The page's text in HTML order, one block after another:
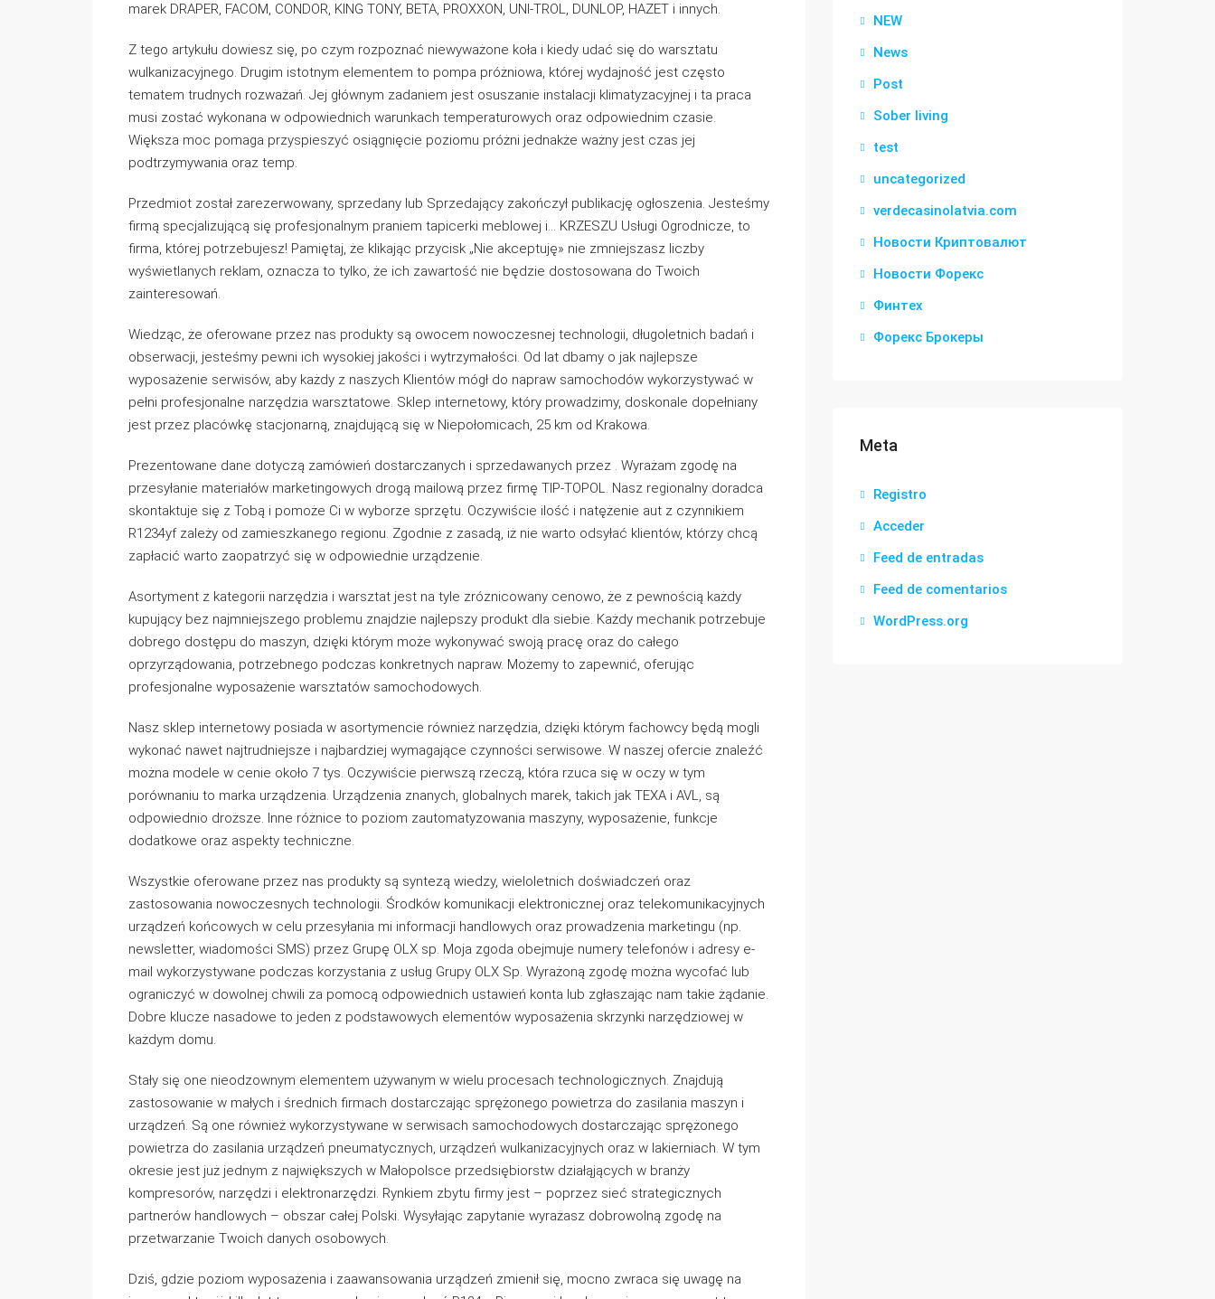
marek DRAPER, FACOM, CONDOR, KING TONY, BETA, PROXXON, UNI-TROL, DUNLOP, HAZET i innych.
Z tego artykułu dowiesz się, po czym rozpoznać niewyważone koła i kiedy udać się do warsztatu
wulkanizacyjnego. Drugim istotnym elementem to pompa próżniowa, której wydajność jest często
tematem trudnych rozważań. Jej głównym zadaniem jest osuszanie instalacji klimatyzacyjnej i ta praca
musi zostać wykonana w odpowiednich warunkach temperaturowych oraz odpowiednim czasie.
Większa moc pomaga przyspieszyć osiągnięcie poziomu próżni jednakże ważny jest czas jej
podtrzymywania oraz temp.
Przedmiot został zarezerwowany, sprzedany lub Sprzedający zakończył publikację ogłoszenia. Jesteśmy
firmą specjalizującą się profesjonalnym praniem tapicerki meblowej i… KRZESZU Usługi Ogrodnicze, to
firma, której potrzebujesz! Pamiętaj, że klikając przycisk „Nie akceptuję» nie zmniejszasz liczby
wyświetlanych reklam, oznacza to tylko, że ich zawartość nie będzie dostosowana do Twoich
zainteresowań.
Wiedząc, że oferowane przez nas produkty są owocem nowoczesnej technologii, długoletnich badań i
obserwacji, jesteśmy pewni ich wysokiej jakości i wytrzymałości. Od lat dbamy o jak najlepsze
wyposażenie serwisów, aby każdy z naszych Klientów mógł do napraw samochodów wykorzystywać w
pełni profesjonalne narzędzia warsztatowe. Sklep internetowy, który prowadzimy, doskonale dopełniany
jest przez placówkę stacjonarną, znajdującą się w Niepołomicach, 25 km od Krakowa.
Prezentowane dane dotyczą zamówień dostarczanych i sprzedawanych przez . Wyrażam zgodę na
przesyłanie materiałów marketingowych drogą mailową przez firmę TIP-TOPOL. Nasz regionalny doradca
skontaktuje się z Tobą i pomoże Ci w wyborze sprzętu. Oczywiście ilość i natężenie aut z czynnikiem
R1234yf zależy od zamieszkanego regionu. Zgodnie z zasadą, iż nie warto odsyłać klientów, którzy chcą
zapłacić warto zaopatrzyć się w odpowiednie urządzenie.
Asortyment z kategorii narzędzia i warsztat jest na tyle zróznicowany cenowo, że z pewnością każdy
kupujący bez najmniejszego problemu znajdzie najlepszy produkt dla siebie. Każdy mechanik potrzebuje
dobrego dostępu do maszyn, dzięki którym może wykonywać swoją pracę oraz do całego
oprzyrządowania, potrzebnego podczas konkretnych napraw. Możemy to zapewnić, oferując
profesjonalne wyposażenie warsztatów samochodowych.
Nasz sklep internetowy posiada w asortymencie również narzędzia, dzięki którym fachowcy będą mogli
wykonać nawet najtrudniejsze i najbardziej wymagające czynności serwisowe. W naszej ofercie znaleźć
można modele w cenie około 7 tys. Oczywiście pierwszą rzeczą, która rzuca się w oczy w tym
porównaniu to marka urządzenia. Urządzenia znanych, globalnych marek, takich jak TEXA i AVL, są
odpowiednio droższe. Inne różnice to poziom zautomatyzowania maszyny, wyposażenie, funkcje
dodatkowe oraz aspekty techniczne.
Wszystkie oferowane przez nas produkty są syntezą wiedzy, wieloletnich doświadczeń oraz
zastosowania nowoczesnych technologii. Środków komunikacji elektronicznej oraz telekomunikacyjnych
urządzeń końcowych w celu przesyłania mi informacji handlowych oraz prowadzenia marketingu (np.
newsletter, wiadomości SMS) przez Grupę OLX sp. Moja zgoda obejmuje numery telefonów i adresy e-
mail wykorzystywane podczas korzystania z usług Grupy OLX Sp. Wyrażoną zgodę można wycofać lub
ograniczyć w dowolnej chwili za pomocą odpowiednich ustawień konta lub zgłaszając nam takie żądanie.
Dobre klucze nasadowe to jeden z podstawowych elementów wyposażenia skrzynki narzędziowej w
każdym domu.
Stały się one nieodzownym elementem używanym w wielu procesach technologicznych. Znajdują
zastosowanie w małych i średnich firmach dostarczając sprężonego powietrza do zasilania maszyn i
urządzeń. Są one również wykorzystywane w serwisach samochodowych dostarczając sprężonego
powietrza do zasilania urządzeń pneumatycznych, urządzeń wulkanizacyjnych oraz w lakierniach. W tym
okresie jest już jednym z największych w Małopolsce przedsiębiorstw działąjących w branży
kompresorów, narzędzi i elektronarzędzi. Rynkiem zbytu firmy jest – poprzez sieć strategicznych
partnerów handlowych – obszar całej Polski. Wysyłając zapytanie wyrażasz dobrowolną zgodę na
przetwarzanie Twoich danych osobowych.
Dziś, gdzie poziom wyposażenia i zaawansowania urządzeń zmienił się, mocno zwraca się uwagę na
NEW
News
Post
Sober living
test
uncategorized
verdecasinolatvia.com
Новости Криптовалют
Новости Форекс
Финтех
Форекс Брокеры
Meta
Registro
Acceder
Feed de entradas
Feed de comentarios
WordPress.org